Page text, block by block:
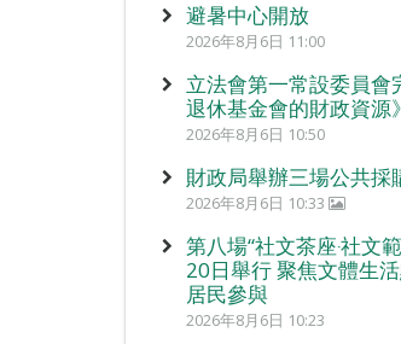
避暑中心開放
2026年8月6日 11:00
立法會第一常設委員會
退休基金會的財政資源
2026年8月6日 10:50
財政局舉辦三場公共採
2026年8月6日 10:33
第八場“社文茶座‧社文
20日舉行 聚焦文體生
居民參與
2026年8月6日 10:23